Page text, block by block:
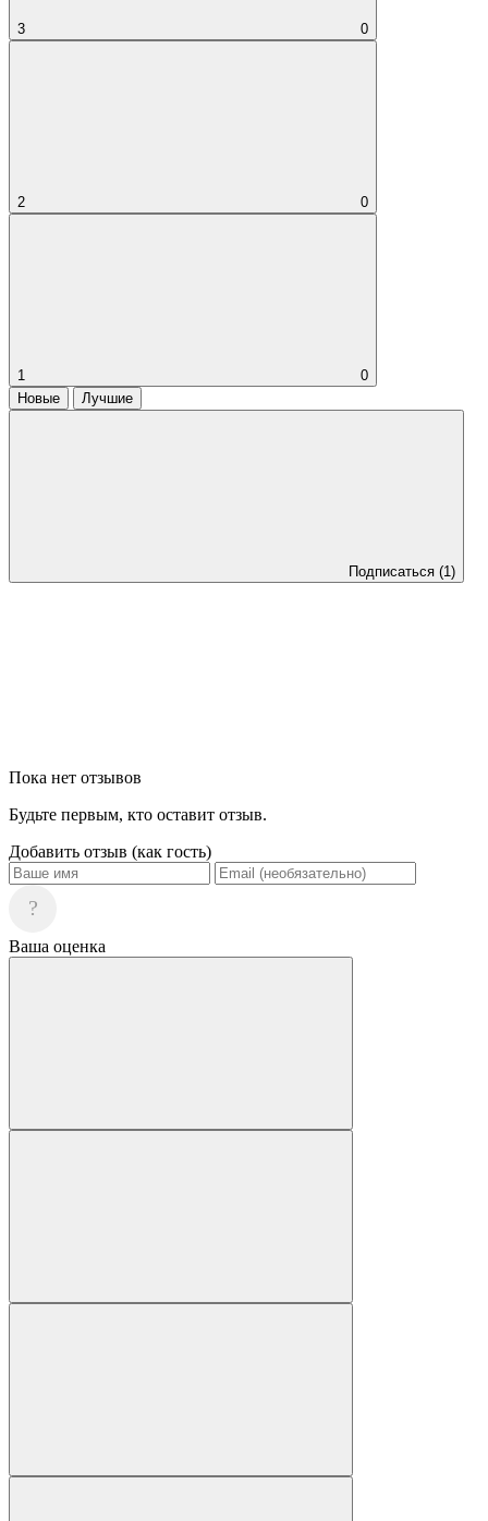
3 0
2 0
1
0
Новые
Лучшие
Подписаться (1)
Пока нет отзывов
Будьте первым, кто оставит отзыв.
Добавить отзыв (как гость)
?
Ваша оценка